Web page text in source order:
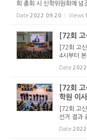
회 총회 시 신학위원회에 넘
했다. 첫째 날 공천위원회
회는 이 건이 많은...
Date 2022.09.20 Views
[72회
[72회 고
4시부터
있었다.
재판국,
Date
[72회
학원 이
[72회 고
선거 결과
총회유지
된 이사는
Date